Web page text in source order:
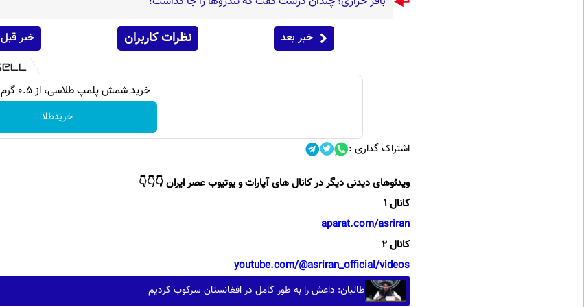
خبر بعد نظرات کاربران خبر قبل
خرید شمش پلمپ طلاسی، از ۰.۵ گرم تا ۱۰ گرم
خریدطلا
اشتراک گذاری :
ویدئوهای دیدنی دیگر در کانال های آپارات و یوتیوب عصر ایران 👇👇👇
کانال 1
aparat.com/asriran
کانال 2
youtube.com/@asriran_official/videos
طالبان: داعش را به طور کامل در افغانستان سرکوب کردیم